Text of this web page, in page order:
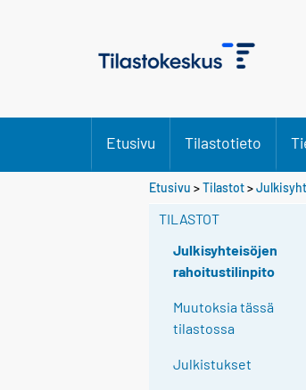
Etusivu Tilastotieto
Etusivu >Tilastot>
TILASTOT
Julkisyhteisöjen
rahoitustilinpito
Muutoksia tässä
tilastossa
Julkistukset